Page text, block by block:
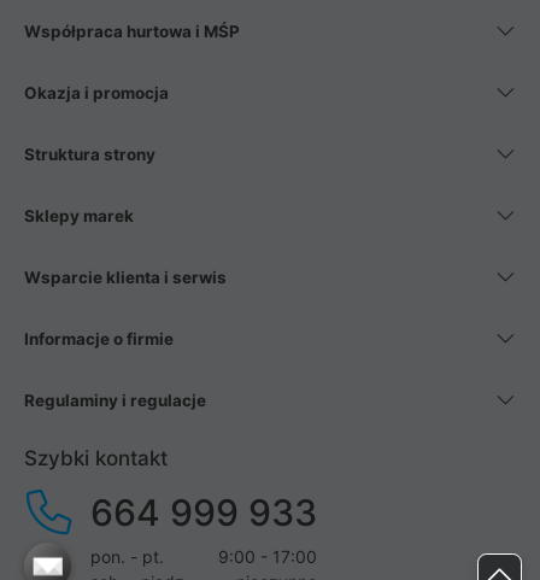
Współpraca hurtowa i MŚP
Okazja i promocja
Struktura strony
Sklepy marek
Wsparcie klienta i serwis
Informacje o firmie
Regulaminy i regulacje
Szybki kontakt
664 999 933
pon. - pt.
9:00 - 17:00